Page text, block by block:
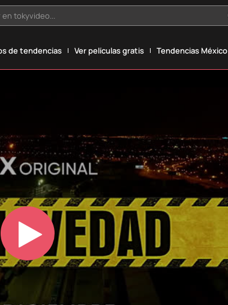
en tokyvideo...
de tendencias Ver películas gratis Tendencias México
Play